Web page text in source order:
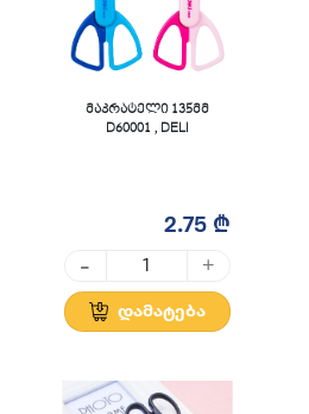
მაკრატელი 135მმ
D60001 , DELI
2.75 ₾
- +
დამატება